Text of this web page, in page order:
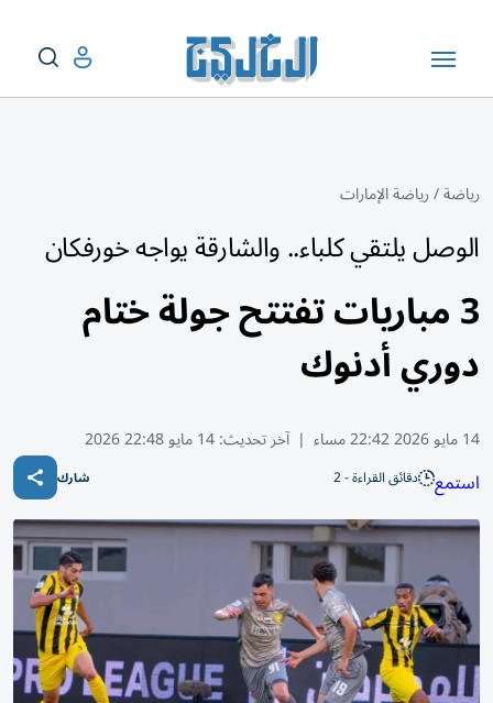
رياضة/رياضة الإمارات
الوصل يلتقي كلباء.. والشارقة يواجه خورفكان
3 مباريات تفتتح جولة ختام
دوري أدنوك
14 مايو 2026 22:42 مساء | آخر تحديث:14 مايو 22:48 2026
استمع دقائق القراءة - 2 شارك